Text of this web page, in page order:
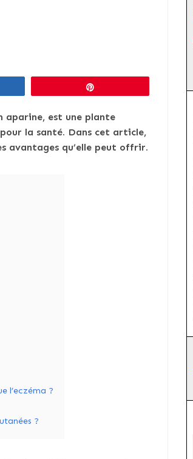
aparine, est une plante
la santé. Dans cet article,
avantages qu’elle peut offrir.
l’eczéma ?
?